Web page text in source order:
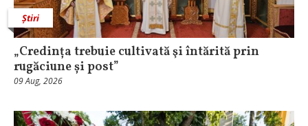
Știri
„Credința trebuie cultivată şi întărită prin
rugăciune și post”
09 Aug, 2026